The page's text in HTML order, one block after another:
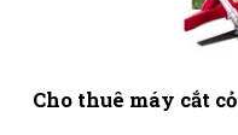
Cho thuê máy cắt cỏ